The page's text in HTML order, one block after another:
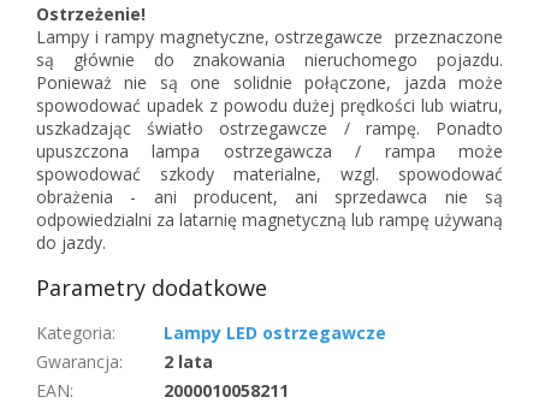
Ostrzeżenie!
Lampy i rampy magnetyczne, ostrzegawcze przeznaczone
są głównie do znakowania nieruchomego pojazdu.
Ponieważ nie są one solidnie połączone, jazda może
spowodować upadek z powodu dużej prędkości lub wiatru,
uszkadzając światło ostrzegawcze / rampę. Ponadto
upuszczona lampa ostrzegawcza / rampa może
spowodować szkody materialne, wzgl. spowodować
obrażenia - ani producent, ani sprzedawca nie są
odpowiedzialni za latarnię magnetyczną lub rampę używaną
do jazdy.
Parametry dodatkowe
Kategoria:
Lampy LED ostrzegawcze
Gwarancja:
2 lata
EAN:
2000010058211